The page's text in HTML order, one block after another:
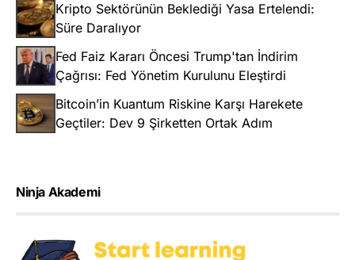
Kripto Sektörünün Beklediği Yasa Ertelendi:
Süre Daralıyor
Fed Faiz Kararı Öncesi Trump'tan İndirim
Çağrısı: Fed Yönetim Kurulunu Eleştirdi
Bitcoin’in Kuantum Riskine Karşı Harekete
Geçtiler: Dev 9 Şirketten Ortak Adım
Ninja Akademi